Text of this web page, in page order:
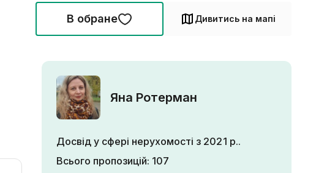
В обране Дивитись на мапі
Яна Ротерман
Досвід у сфері нерухомості з 2021 р..
Всього пропозицій: 107